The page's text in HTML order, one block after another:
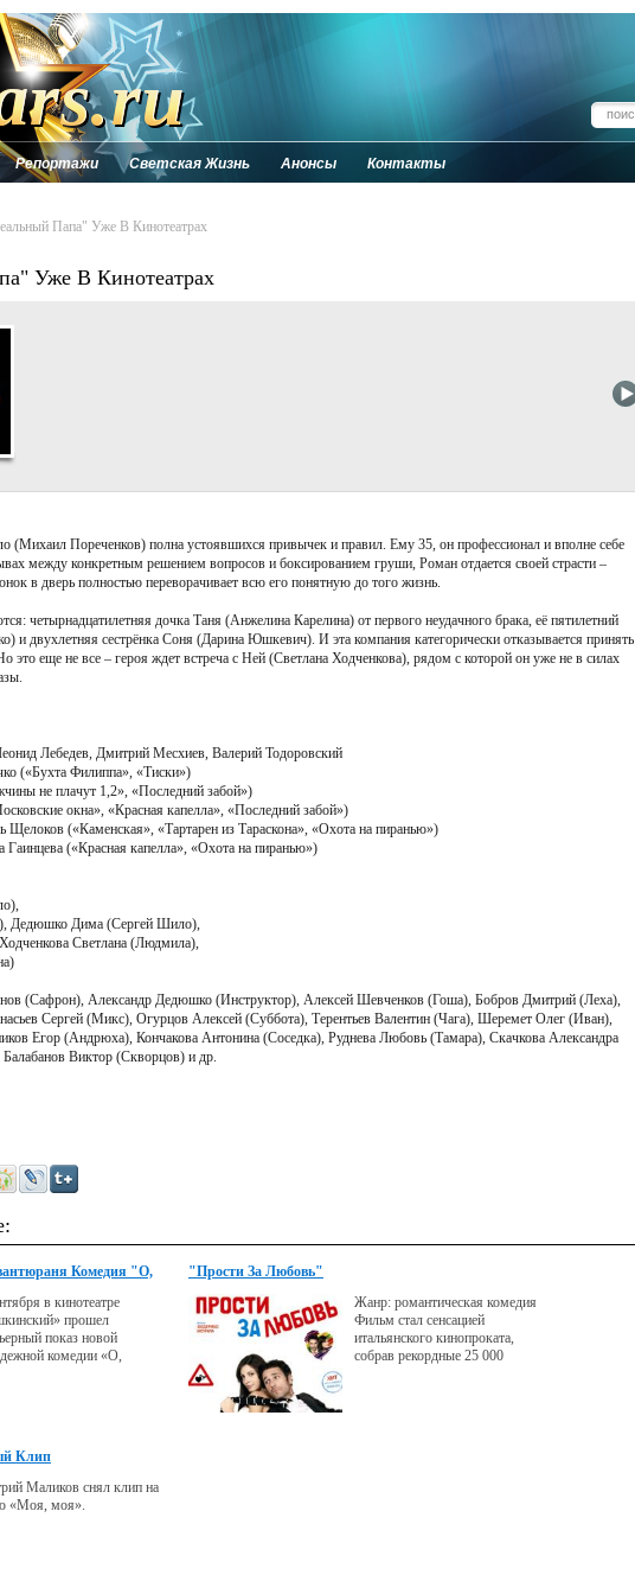
Репортажи Светская Жизнь Анонсы Контакты
Папа" Уже В Кинотеатрах
Уже В Кинотеатрах
(Михаил Пореченков) полна устоявшихся привычек и правил. Ему 35, он профессионал и вполне себе
между конкретным решением вопросов и боксированием груши, Роман отдается своей страсти –
в дверь полностью переворачивает всю его понятную до того жизнь.
четырнадцатилетняя дочка Таня (Анжелина Карелина) от первого неудачного брака, её пятилетний
и двухлетняя сестрёнка Соня (Дарина Юшкевич). И эта компания категорически отказывается принять
это еще не все – героя ждет встреча с Ней (Светлана Ходченкова), рядом с которой он уже не в силах
Лебедев, Дмитрий Месхиев, Валерий Тодоровский
(«Бухта Филиппа», «Тиски»)
не плачут 1,2», «Последний забой»)
окна», «Красная капелла», «Последний забой»)
Щелоков («Каменская», «Тартарен из Тараскона», «Охота на пиранью»)
(«Красная капелла», «Охота на пиранью»)
Дедюшко Дима (Сергей Шило),
Светлана (Людмила),
(Сафрон), Александр Дедюшко (Инструктор), Алексей Шевченков (Гоша), Бобров Дмитрий (Леха),
Сергей (Микс), Огурцов Алексей (Суббота), Терентьев Валентин (Чага), Шеремет Олег (Иван),
Егор (Андрюха), Кончакова Антонина (Соседка), Руднева Любовь (Тамара), Скачкова Александра
Виктор (Скворцов) и др.
Комедия "О,
в кинотеатре
прошел
показ новой
комедии «О,
"Прости За Любовь"
Жанр: романтическая комедия
Фильм стал сенсацией
итальянского кинопроката,
собрав рекордные 25 000
Клип
Маликов снял клип на
«Моя, моя».